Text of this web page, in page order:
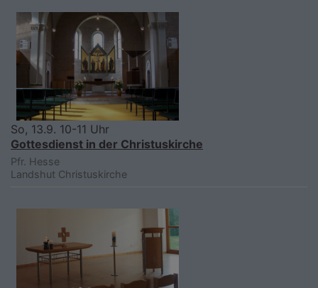
So, 13.9. 10-11 Uhr
Gottesdienst in der Christuskirche
Pfr. Hesse
Landshut Christuskirche